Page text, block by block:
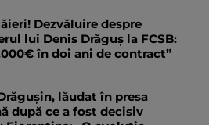
Dezvăluire despre
lui Denis Drăguș la FCSB:
în doi ani de contract”
lăudat în presa
după ce a fost decisiv